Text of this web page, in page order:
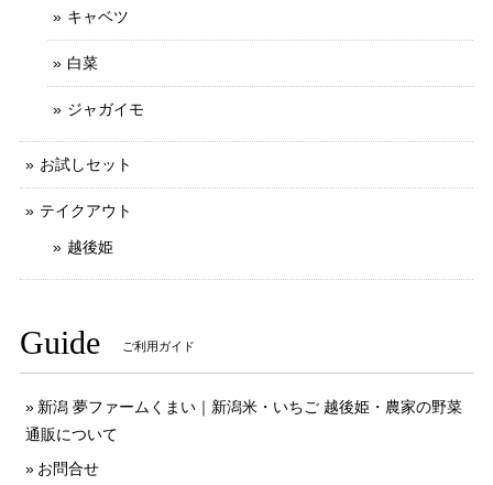
キャベツ
白菜
ジャガイモ
お試しセット
テイクアウト
越後姫
Guide ご利用ガイド
新潟 夢ファームくまい｜新潟米・いちご 越後姫・農家の野菜
通販について
お問合せ